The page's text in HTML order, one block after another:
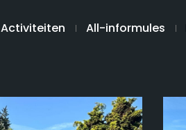
Activiteiten All-informules